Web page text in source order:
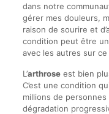
dans notre
gérer mes douleurs,
raison de sourire et
condition peut être
avec les autres sur
L’arthroseest bien
C’est une condition
millions de
dégradation